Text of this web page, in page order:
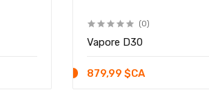
(0)
Vapore D30
879,99 $CA